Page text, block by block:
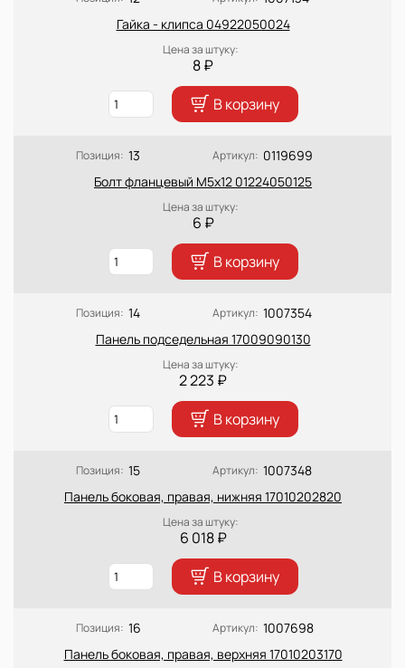
Гайка - клипса 04922050024
Цена за штуку:
8 ₽
В корзину
Позиция: 13 Артикул: 0119699
Болт фланцевый М5х12 01224050125
Цена за штуку:
6 ₽
В корзину
Позиция: 14 Артикул: 1007354
Панель подседельная 17009090130
Цена за штуку:
2 223 ₽
В корзину
Позиция: 15 Артикул: 1007348
Панель боковая, правая, нижняя 17010202820
Цена за штуку:
6 018 ₽
В корзину
Позиция: 16 Артикул: 1007698
Панель боковая, правая, верхняя 17010203170